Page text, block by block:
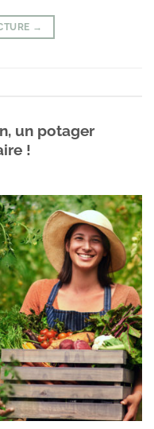
→
un potager
!